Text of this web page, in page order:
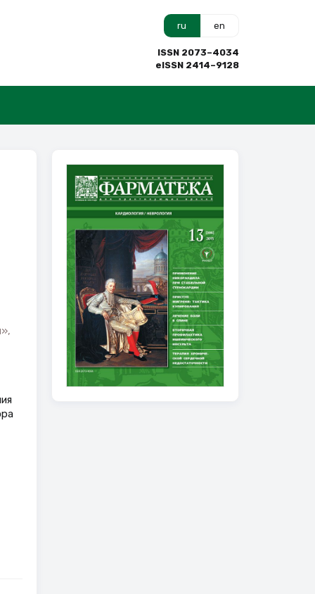
ru en
ISSN 2073–4034
eISSN 2414–9128